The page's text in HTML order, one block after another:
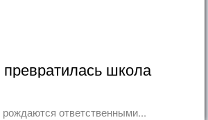
превратилась школа
ответственными...